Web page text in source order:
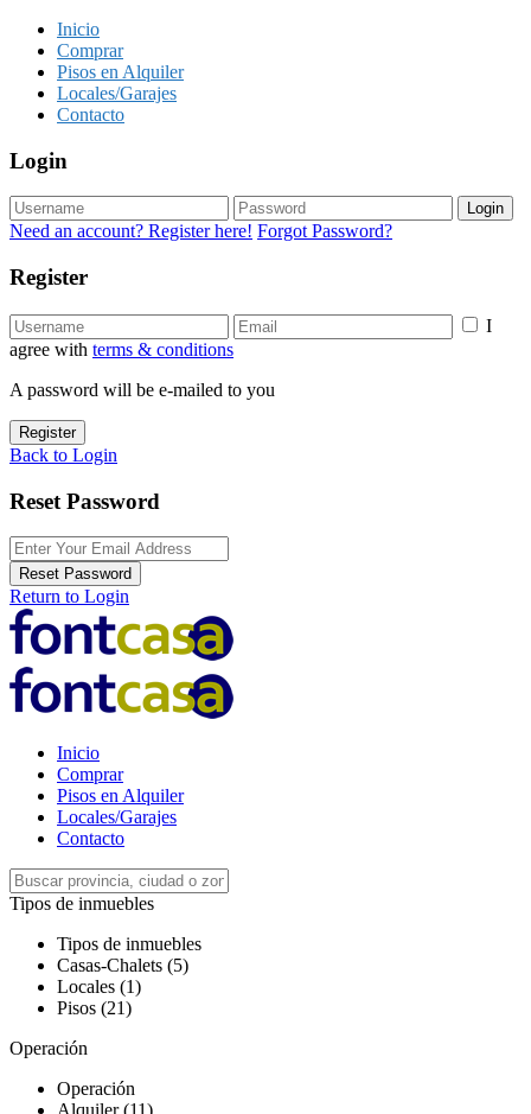
Inicio
Comprar
Pisos en Alquiler
Locales/Garajes
Contacto
Login
Login
Need an account? Register here! Forgot Password?
Register
I
agree with terms & conditions
A password will be e-mailed to you
Register
Back to Login
Reset Password
Reset Password
Return to Login
Inicio
Comprar
Pisos en Alquiler
Locales/Garajes
Contacto
Tipos de inmuebles
Tipos de inmuebles
Casas-Chalets (5)
Locales (1)
Pisos (21)
Operación
Operación